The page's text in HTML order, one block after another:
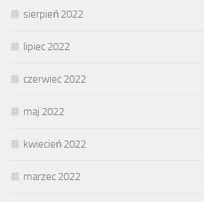
sierpień 2022
lipiec 2022
czerwiec 2022
maj 2022
kwiecień 2022
marzec 2022